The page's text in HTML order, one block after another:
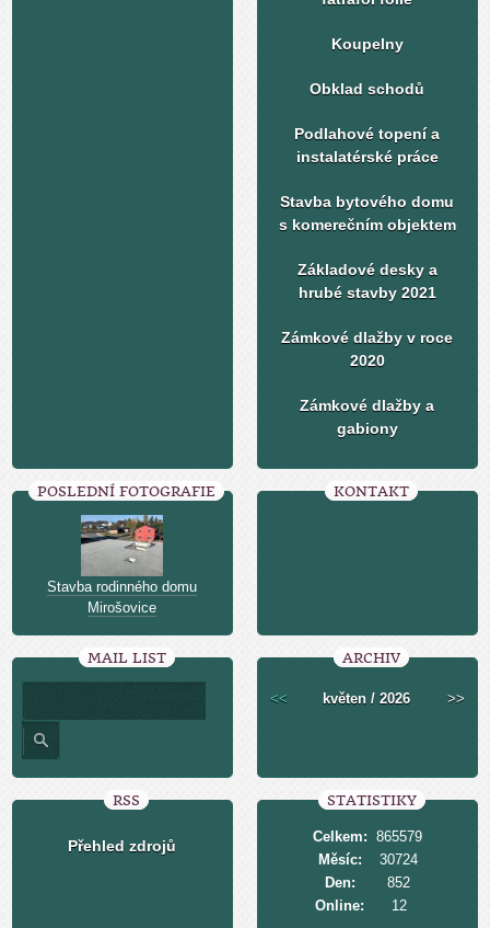
Koupelny
Obklad schodů
Podlahové topení a
instalatérské práce
Stavba bytového domu
s komerečním objektem
Základové desky a
hrubé stavby 2021
Zámkové dlažby v roce
2020
Zámkové dlažby a
gabiony
POSLEDNÍ FOTOGRAFIE
Stavba rodinného domu
Mirošovice
KONTAKT
MAIL LIST ARCHIV
<< květen / 2026 >>
RSS
Přehled zdrojů
STATISTIKY
Online: 12
Celkem: 865579
Měsíc:
30724
Den:
852